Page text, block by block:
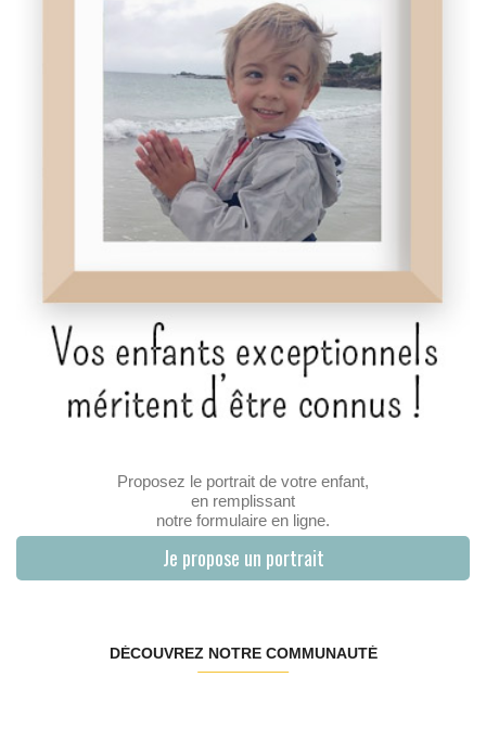
Proposez le portrait de votre enfant,
en remplissant
notre formulaire en ligne.
Je propose un portrait
DÉCOUVREZ NOTRE COMMUNAUTÉ